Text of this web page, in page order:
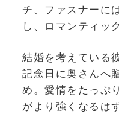
チ、ファスナーに
し、ロマンティッ
結婚を考えている
記念日に奥さんへ
め。愛情をたっぷ
がより強くなるは